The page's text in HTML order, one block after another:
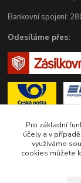
Bankovní spojení:
Odesíláme přes:
Zákaznická
Pro základní
účely a v
využíváme
cookies můžete